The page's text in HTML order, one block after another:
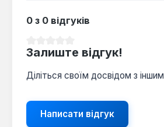
0 з 0 відгуків
Залиште відгук!
Діліться своїм досвідом з
Написати відгук